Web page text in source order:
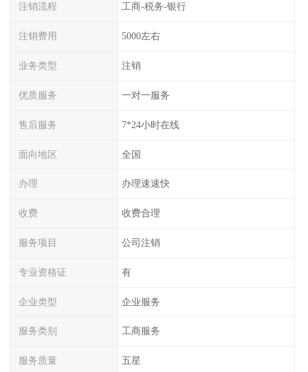
注销流程 工商-税务-银行
注销费用 5000左右
业务类型 注销
优质服务 一对一服务
售后服务 7*24小时在线
面向地区 全国
办理 办理速速快
收费 收费合理
服务项目 公司注销
专业资格证 有
企业类型 企业服务
服务类别 工商服务
服务质量 五星